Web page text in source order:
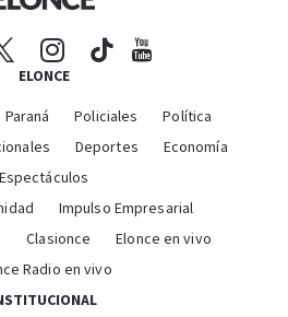
ELONCE
Paraná Policiales
Política
Deportes
Economía
Espectáculos
Impulso Empresarial
Clasionce
Elonce en vivo
Radio en vivo